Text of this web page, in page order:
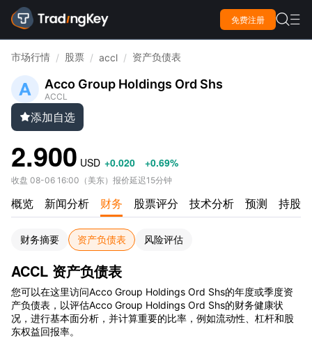
免费注册  
市场行情 / 股票 / accl / 资产负债表
Acco Group Holdings Ord Shs
ACCL
添加自选
2.900 USD +0.020 +0.69%
收盘 08-06 16:00 （ 美东） 报价延迟15分钟
概览 新闻分析 财务 股票评分 技术分析 预测 持股
财务摘要 资产负债表 风险评估
ACCL 资产负债表
您可以在这里访问Acco Group Holdings Ord Shs的年度或季度资
产负债表，以评估Acco Group Holdings Ord Shs的财务健康状
况，进行基本面分析，并计算重要的比率，例如流动性、杠杆和股
东权益回报率。